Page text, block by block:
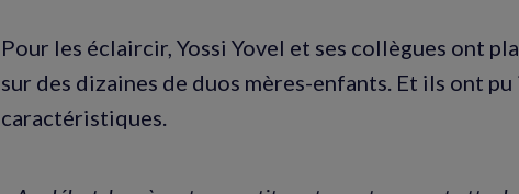
Pour les éclaircir, Yossi Yovel et ses collègues ont
sur des dizaines de duos mères-enfants. Et ils ont
caractéristiques.